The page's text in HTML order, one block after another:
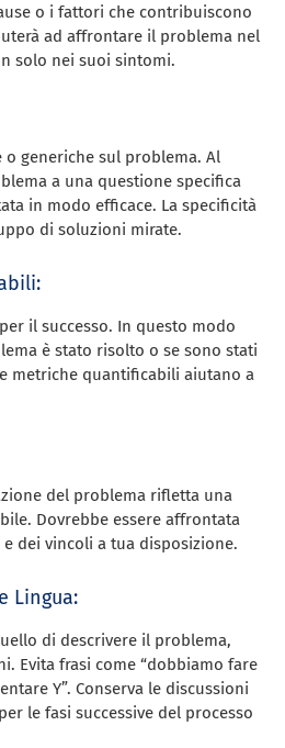
o i fattori che contribuiscono
ad affrontare il problema nel
solo nei suoi sintomi.
o generiche sul problema. Al
a una questione specifica
in modo efficace. La specificità
di soluzioni mirate.
il successo. In questo modo
è stato risolto o se sono stati
metriche quantificabili aiutano a
del problema rifletta una
Dovrebbe essere affrontata
dei vincoli a tua disposizione.
Lingua:
di descrivere il problema,
Evita frasi come “dobbiamo fare
Y”. Conserva le discussioni
le fasi successive del processo